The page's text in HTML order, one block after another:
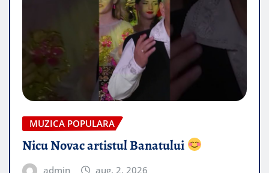
MUZICA POPULARA
Nicu Novac artistul Banatului
admin aug. 2, 2026